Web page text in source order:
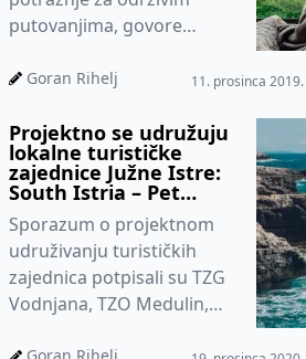
putovanjima, govore
Booking.com-a. Ulaskom u
Goran Rihelj 11. prosinca 2019.
Projektno se udružuju
lokalne turističke
zajednice Južne Istre:
South Istria – Pet
Friendly destinacija
među prvim
zajedničkim
projektima
Sporazum o projektnom
udruživanju turističkih
zajednica potpisali su TZG
Vodnjana, TZO Medulin,